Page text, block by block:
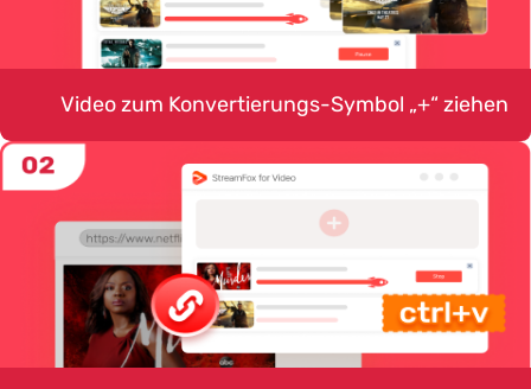
Video zum Konvertierungs-Symbol „+“ ziehen
Einfach das gewünschte Video zum Konvertierungs-
Symbol ziehen, um den Download schnell und effizient